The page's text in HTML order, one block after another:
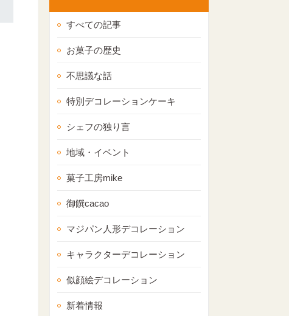
すべての記事
お菓子の歴史
不思議な話
特別デコレーションケーキ
シェフの独り言
地域・イベント
菓子工房mike
御饌cacao
マジパン人形デコレーション
キャラクターデコレーション
似顔絵デコレーション
新着情報